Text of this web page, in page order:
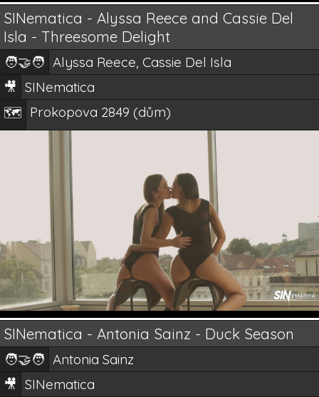
SINematica - Alyssa Reece and Cassie Del
Isla - Threesome Delight
🧑‍🤝‍🧑 Alyssa Reece, Cassie Del Isla
🎥 SINematica
🗺️ Prokopova 2849 (dům)
SINematica - Antonia Sainz - Duck Season
🧑‍🤝‍🧑 Antonia Sainz
🎥 SINematica